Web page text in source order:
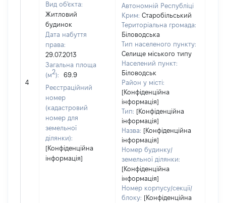
4
Вид об'єкта:
Житловий
будинок
Дата набуття
права:
29.07.2013
Загальна площа
(м2):
69.9
Реєстраційний
номер
(кадастровий
номер для
земельної
ділянки):
[Конфіденційна
інформація]
Автономній Республіці
Крим: Старобільський
Територіальна громада:
Біловодська
Тип населеного пункту:
Селище міського типу
Населений пункт:
Біловодськ
Район у місті:
[Конфіденційна
інформація]
Тип: [Конфіденційна
інформація]
Назва: [Конфіденційна
інформація]
Номер будинку/
земельної ділянки:
[Конфіденційна
інформація]
Номер корпусу/секції/
блоку: [Конфіденційна